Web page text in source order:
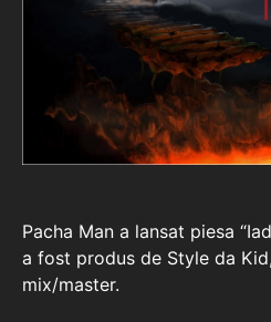
Pacha Man a lansat piesa
a fost produs de Style da
mix/master.